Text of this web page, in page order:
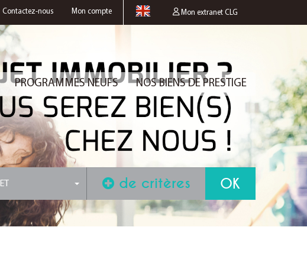
Mon extranet CLG
Contactez-nous Mon compte
PROGRAMMES NEUFS NOS BIENS DE PRESTIGE
de critères